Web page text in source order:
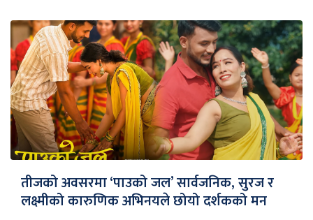
तीजको अवसरमा ‘पाउको जल’ सार्वजनिक, सुरज र
लक्ष्मीको कारुणिक अभिनयले छोयो दर्शकको मन